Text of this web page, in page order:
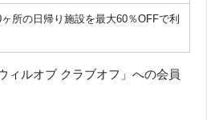
所の日帰り施設を最大60％OFFで利
ィルオブ クラブオフ」への会員